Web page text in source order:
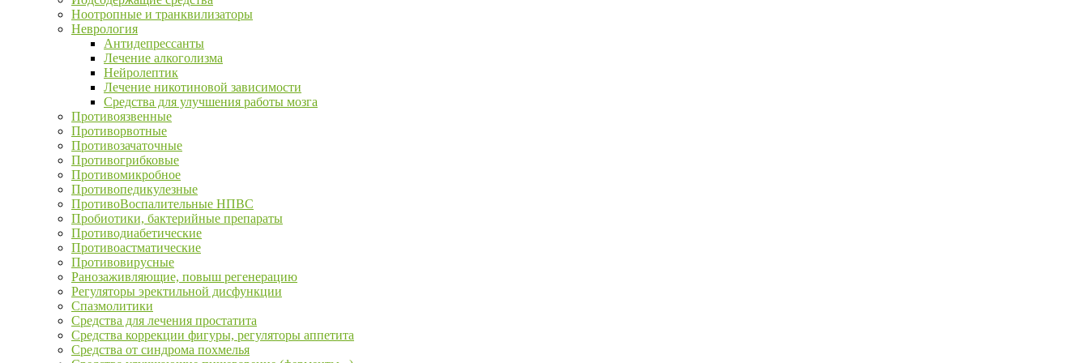
Ноотропные и транквилизаторы
Неврология
Антидепрессанты
Лечение алкоголизма
Нейролептик
Лечение никотиновой зависимости
Средства для улучшения работы мозга
Противоязвенные
Противорвотные
Противозачаточные
Противогрибковые
Противомикробное
Противопедикулезные
ПротивоВоспалительные НПВС
Пробиотики, бактерийные препараты
Противодиабетические
Противоастматические
Противовирусные
Ранозаживляющие, повыш регенерацию
Регуляторы эректильной дисфункции
Спазмолитики
Средства для лечения простатита
Средства коррекции фигуры, регуляторы аппетита
Средства от синдрома похмелья